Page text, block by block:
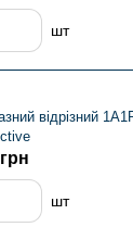
шт
вiдрiзний
шт